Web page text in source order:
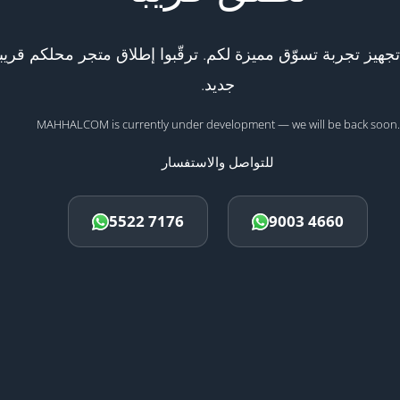
تجربة تسوّق مميزة لكم. ترقّبوا إطلاق متجر محلكم
جديد.
MAHHALCOM is currently under development — we will be back soon.
للتواصل والاستفسار
5522 7176 9003 4660